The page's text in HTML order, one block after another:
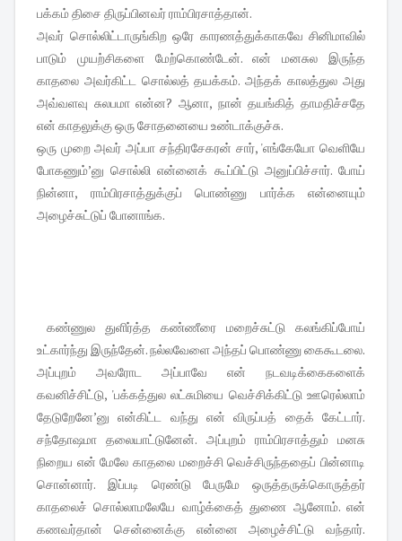
பக்கம் திசை திருப்பினவர் ராம்பிரசாத்தான்.
அவர் சொல்லிட்டாருங்கிற ஒரே காரணத்துக்காகவே சினிமாவில்
பாடும் முயற்சிகளை மேற்கொண்டேன். என் மனசுல இருந்த
காதலை அவர்கிட்ட சொல்லத் தயக்கம். அந்தக் காலத்துல அது
அவ்வளவு சுலபமா என்ன? ஆனா, நான் தயங்கித் தாமதிச்சதே
என் காதலுக்கு ஒரு சோதனையை உண்டாக்குச்சு.
ஒரு முறை அவர் அப்பா சந்திரசேகரன் சார், 'எங்கேயோ வெளியே
போகணும்’னு சொல்லி என்னைக் கூப்பிட்டு அனுப்பிச்சார். போய்
நின்னா, ராம்பிரசாத்துக்குப் பொண்ணு பார்க்க என்னையும்
அழைச்சுட்டுப் போனாங்க.
கண்ணுல துளிர்த்த கண்ணீரை மறைச்சுட்டு கலங்கிப்போய்
உட்கார்ந்து இருந்தேன். நல்லவேளை அந்தப் பொண்ணு கைகூடலை.
அப்புறம் அவரோட அப்பாவே என் நடவடிக்கைகளைக்
கவனிச்சிட்டு, 'பக்கத்துல லட்சுமியை வெச்சிக்கிட்டு ஊரெல்லாம்
தேடுறேனே’னு என்கிட்ட வந்து என் விருப்பத் தைக் கேட்டார்.
சந்தோஷமா தலையாட்டுனேன். அப்புறம் ராம்பிரசாத்தும் மனசு
நிறைய என் மேலே காதலை மறைச்சி வெச்சிருந்ததைப் பின்னாடி
சொன்னார். இப்படி ரெண்டு பேருமே ஒருத்தருக்கொருத்தர்
காதலைச் சொல்லாமலேயே வாழ்க்கைத் துணை ஆனோம். என்
கணவர்தான் சென்னைக்கு என்னை அழைச்சிட்டு வந்தார்.